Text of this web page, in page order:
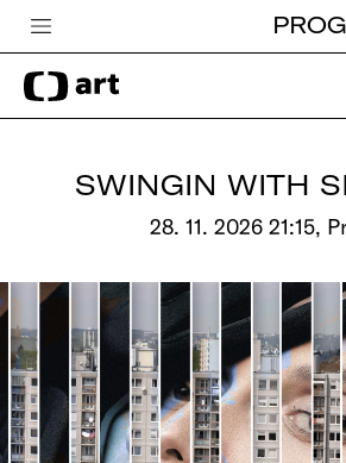
Česká televize
Zpravodajství
Pro děti
edu
Vše o ČT
SWINGIN WITH
28. 11. 2026 21:15,